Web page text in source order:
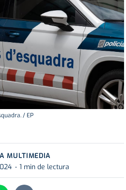
/ EP
MULTIMEDIA
1 min de lectura